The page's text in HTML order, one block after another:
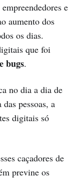
e
aumento dos
os dias.
que foi
bugs.
no dia a dia de
pessoas, a
digitais só
caçadores de
previne os